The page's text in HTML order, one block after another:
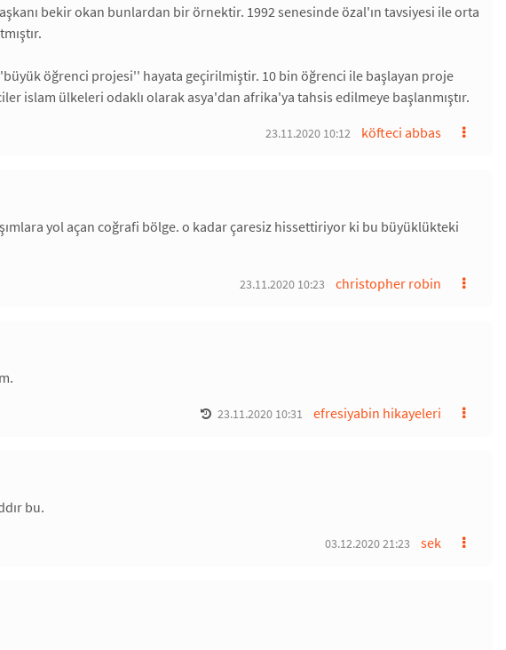
bekir okan bunlardan bir örnektir. 1992 senesinde özal'ın tavsiyesi ile orta
öğrenci projesi'' hayata geçirilmiştir. 10 bin öğrenci ile başlayan proje
islam ülkeleri odaklı olarak asya'dan afrika'ya tahsis edilmeye başlanmıştır.
köfteci abbas
23.11.2020 10:12
yol açan coğrafi bölge. o kadar çaresiz hissettiriyor ki bu büyüklükteki
christopher robin
23.11.2020 10:23
efresiyabin hikayeleri
23.11.2020 10:31
bu.
sek
03.12.2020 21:23